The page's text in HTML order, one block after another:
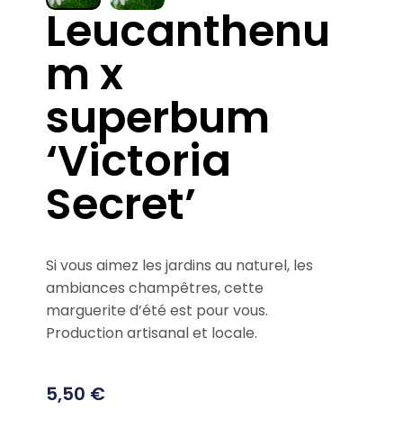
Leucanthenu
m x
superbum
‘Victoria
Secret’
Si vous aimez les jardins au naturel, les
ambiances champêtres, cette
marguerite d’été est pour vous.
Production artisanal et locale.
5,50 €